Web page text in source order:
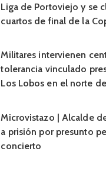
Liga de Portoviejo y se
cuartos de final de la
Militares intervienen
tolerancia vinculado
Los Lobos en el norte
Microvistazo | Alcalde
a prisión por presunto
concierto